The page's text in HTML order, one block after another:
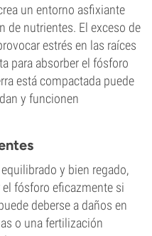
un entorno asfixiante
de nutrientes. El exceso de
estrés en las raíces
para absorber el fósforo
está compactada puede
y funcionen
y bien regado,
fósforo eficazmente si
deberse a daños en
o una fertilización